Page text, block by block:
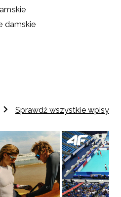
damskie
Sprawdź wszystkie wpisy